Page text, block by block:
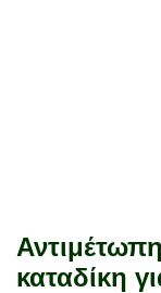
καταδίκη